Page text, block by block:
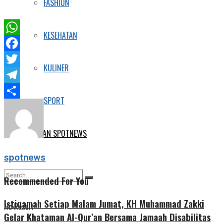
FASHION
KESEHATAN
KULINER
SPORT
E-KORAN SPOTNEWS
No Result
WhatsApp
Facebook
Twitter
Telegram
spotnews
Recommended For You
Istiqamah Setiap Malam Jumat, KH Muhammad Zakki
Gelar Khataman Al-Qur’an Bersama Jamaah Disabilitas